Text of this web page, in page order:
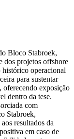
Bloco Stabroek,
dos projetos offshore
operacional
para sustentar
oferecendo exposição
dentro da tese.
com
Stabroek,
resultados da
em caso de